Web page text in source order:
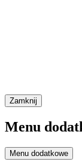
Zamknij
Menu
Menu dodatkowe